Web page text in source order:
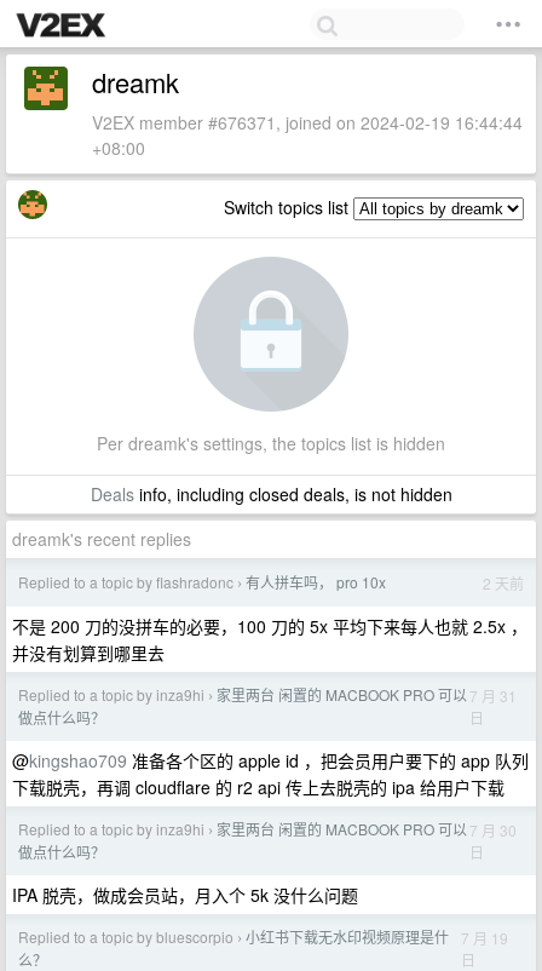
dreamk
V2EX member #676371, joined on 2024-02-19 16:44:44
+08:00
Switch topics list
Per dreamk's settings, the topics list is hidden
Dealsinfo, including closed deals, is not hidden
dreamk's recent replies
Replied to a topic by flashradonc › 有人拼车吗， pro 10x 2 天前
不是 200 刀的没拼车的必要，100 刀的 5x 平均下来每人也就 2.5x ，
并没有划算到哪里去
Replied to a topic by inza9hi › 家里两台 闲置的 MACBOOK PRO 可以
做点什么吗？
7 月 31
日
@kingshao709 准备各个区的 apple id ，把会员用户要下的 app 队列
下载脱壳，再调 cloudflare 的 r2 api 传上去脱壳的 ipa 给用户下载
Replied to a topic by inza9hi › 家里两台 闲置的 MACBOOK PRO 可以
做点什么吗？
7 月 30
日
IPA 脱壳，做成会员站，月入个 5k 没什么问题
Replied to a topic by bluescorpio › 小红书下载无水印视频原理是什
么？
7 月 19
日